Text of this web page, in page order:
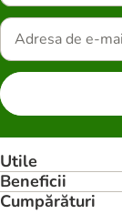
Utile
Beneficii
Cumpărături